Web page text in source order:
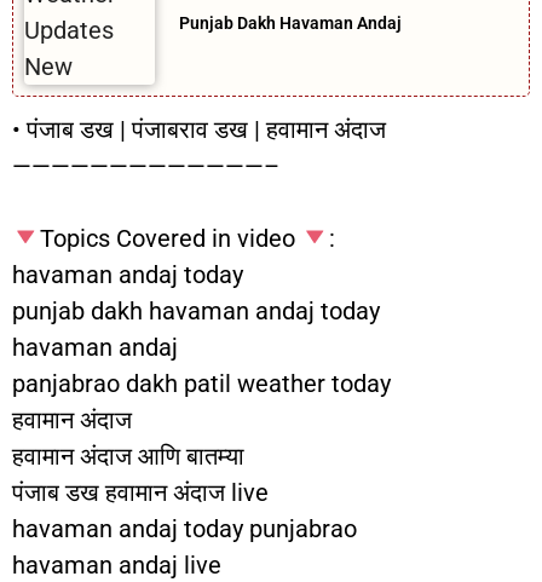
Punjab Dakh Havaman Andaj
• पंजाब डख | पंजाबराव डख | हवामान अंदाज
—————————————–
Topics Covered in video
:
havaman andaj today
punjab dakh havaman andaj today
havaman andaj
panjabrao dakh patil weather today
हवामान अंदाज
हवामान अंदाज आणि बातम्या
पंजाब डख हवामान अंदाज live
havaman andaj today punjabrao
havaman andaj live